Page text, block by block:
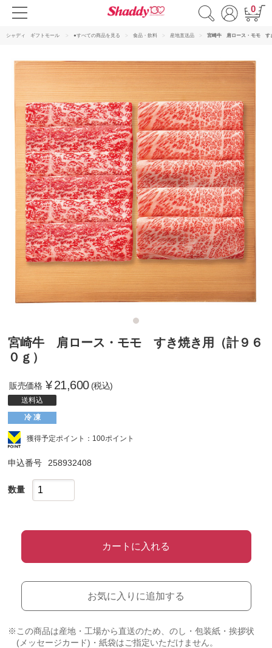
0
シャディ ギフトモール ●すべての商品を見る 食品・飲料 産地直送品 宮崎牛 肩ロース・モモ す
宮崎牛 肩ロース・モモ すき焼き用（計９６
０ｇ）
販売価格 ¥21,600 (税込)
送料込
冷 凍
獲得予定ポイント：100ポイント
申込番号 258932408
数量
カートに入れる
お気に入りに追加する
※この商品は産地・工場から直送のため、のし・包装紙・挨拶状
(メッセージカード)・紙袋はご指定いただけません。